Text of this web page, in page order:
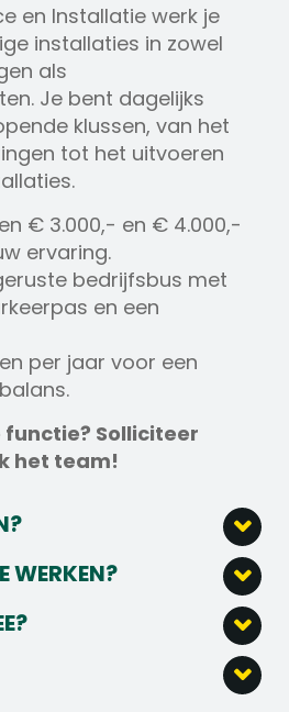
en Installatie werk je
installaties in zowel
als
Je bent dagelijks
klussen, van het
tot het uitvoeren
€ 3.000,- en € 4.000,-
ervaring.
bedrijfsbus met
en een
per jaar voor een
Solliciteer
het team!
, ventilatie- en
in zowel renovatie-
systemen aan, test ze
dat alles correct en
WERKEN?
in een organisatie waar
grote, stabiele speler
de sfeer van een
Veel collega’s zijn hier al
werktuigkundige
salaris tussen € 3.000,-